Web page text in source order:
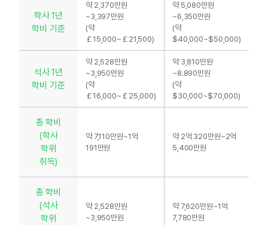
학사 1년
학비 기준
약 2,370만원
~3,397만원
(약
￡15,000~￡21,500)
약 5,080만원
~6,350만원
(약
$40,000~$50,000)
석사 1년
학비 기준
약 2,528만원
~3,950만원
(약
￡16,000~￡25,000)
약 3,810만원
~8.890만원
(약
$30,000~$70,000)
총 학비
(학사
학위
취득)
약 7,110만원~1억
191만원
약 2억 320만원~2억
5,400만원
총 학비
(석사
학위
약 2,528만원
~3,950만원
약 7,620만원~1억
7,780만원